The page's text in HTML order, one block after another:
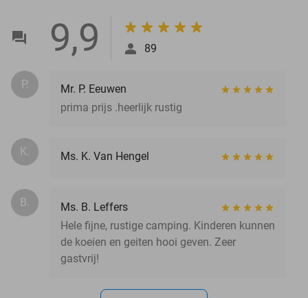
9,9 89
P.
Mr. P. Eeuwen
prima prijs .heerlijk rustig
K. Ms. K. Van Hengel
B.
Ms. B. Leffers
Hele fijne, rustige camping. Kinderen kunnen
de koeien en geiten hooi geven. Zeer
gastvrij!